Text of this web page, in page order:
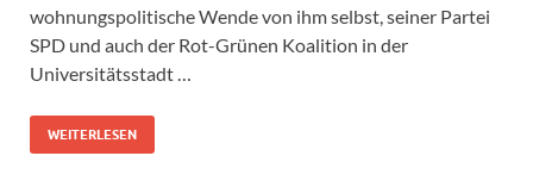
wohnungspolitische Wende von ihm selbst, seiner Partei
SPD und auch der Rot-Grünen Koalition in der
Universitätsstadt …
WEITERLESEN